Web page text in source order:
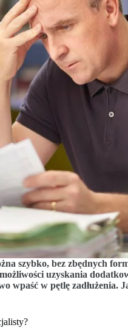
szybko, bez zbędnych
uzyskania
wpaść w pętlę zadłużenia.